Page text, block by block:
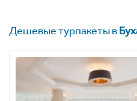
Дешевые турпакеты в